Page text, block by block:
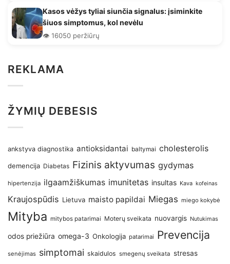
Kasos vėžys tyliai siunčia signalus: įsiminkite
šiuos simptomus, kol nevėlu
👁️ 16050 peržiūrų
REKLAMA
ŽYMIŲ DEBESIS
ankstyva diagnostika antioksidantai baltymai cholesterolis
demencija Diabetas Fizinis aktyvumas gydymas
hipertenzija ilgaamžiškumas imunitetas insultas Kava kofeinas
Kraujospūdis Lietuva maisto papildai Miegas miego kokybė
Mityba mitybos patarimai Moterų sveikata nuovargis Nutukimas
odos priežiūra omega-3 Onkologija patarimai Prevencija
senėjimas simptomai skaidulos smegenų sveikata stresas